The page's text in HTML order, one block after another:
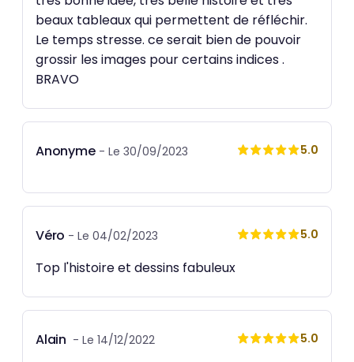
beaux tableaux qui permettent de réfléchir.
Le temps stresse. ce serait bien de pouvoir
grossir les images pour certains indices .
BRAVO
Anonyme - Le 30/09/2023 5.0
Véro - Le 04/02/2023 5.0
Top l'histoire et dessins fabuleux
Alain - Le 14/12/2022 5.0